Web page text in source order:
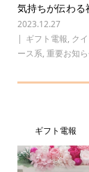
気持ちが伝わる
2023.12.27
ギフト電報, ク
ース系, 重要お知
ギフト電報